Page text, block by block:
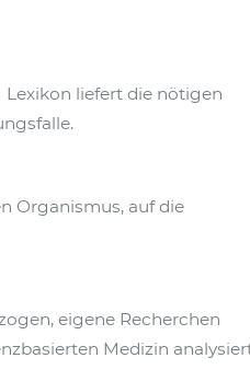
Lexikon liefert die nötigen
Organismus, auf die
eigene Recherchen
Medizin